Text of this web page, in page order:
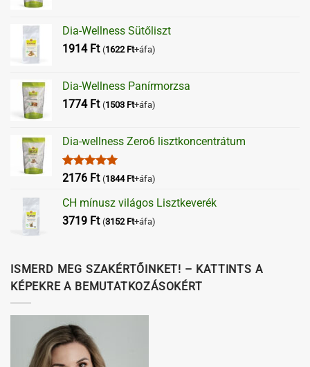
Dia-Wellness Sütőliszt
1914 Ft (1622 Ft+áfa)
Dia-Wellness Panírmorzsa
1774 Ft (1503 Ft+áfa)
Dia-wellness Zero6 lisztkoncentrátum
Értékelés:
2176 Ft (1844 Ft+áfa)
CH mínusz világos Lisztkeverék
3719 Ft (3152 Ft+áfa)
ISMERD MEG SZAKÉRTŐINKET! – KATTINTS A
KÉPEKRE A BEMUTATKOZÁSOKÉRT